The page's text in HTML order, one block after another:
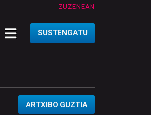
ZUZENEAN
SUSTENGATU
ARTXIBO GUZTIA